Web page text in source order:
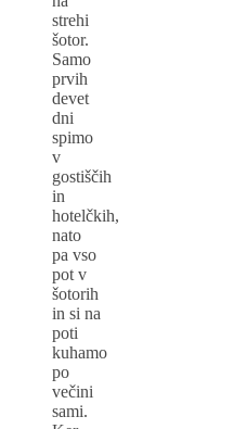
strehi
šotor.
Samo
prvih
devet
dni
spimo
v
gostiščih
in
hotelčkih,
nato
pa vso
pot v
šotorih
in si na
poti
kuhamo
po
večini
sami.